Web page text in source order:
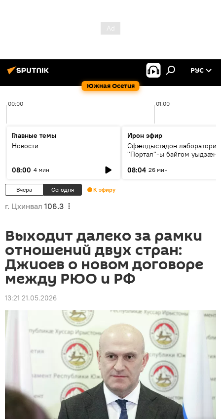
Южная Осетия
РУС
00:00 01:00
Главные темы
Новости
08:00 4 мин
Ирон эфир
Сфæлдыстадон лаборатори
"Портал"-ы байгом уыдзæн
Æхсары куыстыты равдыст
08:04 26 мин
Вчера Сегодня К эфиру
г. Цхинвал 106.3
Выходит далеко за рамки
отношений двух стран:
Джиоев о новом договоре
между РЮО и РФ
13:21 21.05.2026